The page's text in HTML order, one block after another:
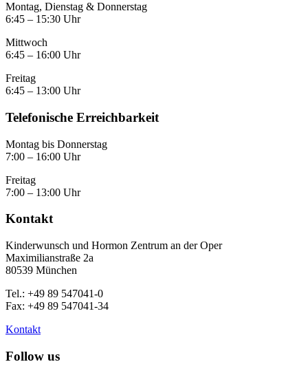
Montag, Dienstag & Donnerstag
6:45 – 15:30 Uhr
Mittwoch
6:45 – 16:00 Uhr
Freitag
6:45 – 13:00 Uhr
Telefonische Erreichbarkeit
Montag bis Donnerstag
7:00 – 16:00 Uhr
Freitag
7:00 – 13:00 Uhr
Kontakt
Kinderwunsch und Hormon Zentrum an der Oper
Maximilianstraße 2a
80539 München
Tel.: +49 89 547041-0
Fax: +49 89 547041-34
Kontakt
Follow us